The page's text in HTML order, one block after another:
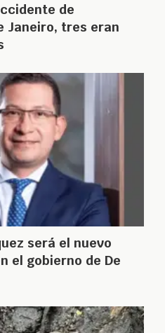
de
Janeiro, tres eran
será el nuevo
el gobierno de De